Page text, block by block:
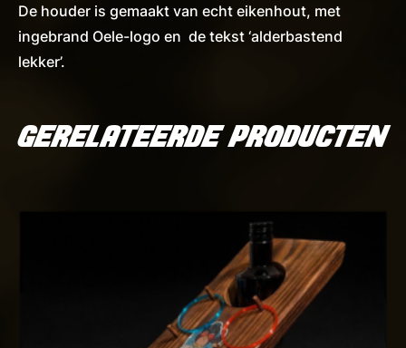
De houder is gemaakt van echt eikenhout, met
ingebrand Oele-logo en de tekst ‘alderbastend
lekker’.
GERELATEERDE PRODUCTEN